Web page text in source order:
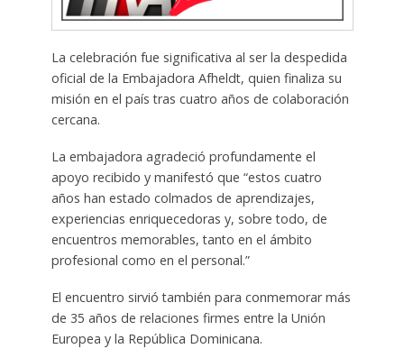
La celebración fue significativa al ser la despedida
oficial de la Embajadora Afheldt, quien finaliza su
misión en el país tras cuatro años de colaboración
cercana.
La embajadora agradeció profundamente el
apoyo recibido y manifestó que “estos cuatro
años han estado colmados de aprendizajes,
experiencias enriquecedoras y, sobre todo, de
encuentros memorables, tanto en el ámbito
profesional como en el personal.”
El encuentro sirvió también para conmemorar más
de 35 años de relaciones firmes entre la Unión
Europea y la República Dominicana.